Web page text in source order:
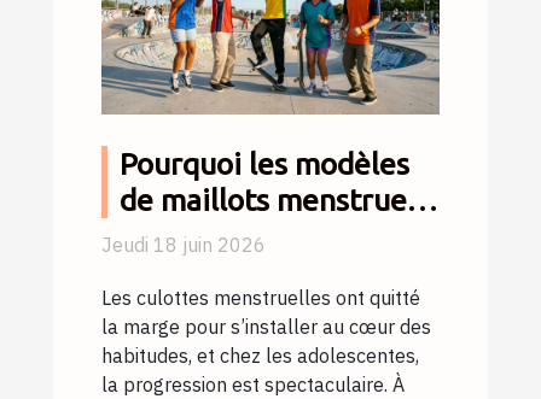
Pourquoi les modèles
de maillots menstruels
explosent chez les ados
Jeudi 18 juin 2026
Les culottes menstruelles ont quitté
la marge pour s’installer au cœur des
habitudes, et chez les adolescentes,
la progression est spectaculaire. À